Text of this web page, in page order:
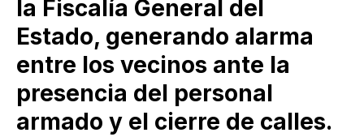
la Fiscalía General del
Estado, generando alarma
entre los vecinos ante la
presencia del personal
armado y el cierre de calles.